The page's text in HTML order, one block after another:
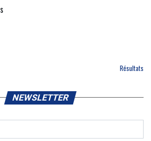
Résultats
NEWSLETTER